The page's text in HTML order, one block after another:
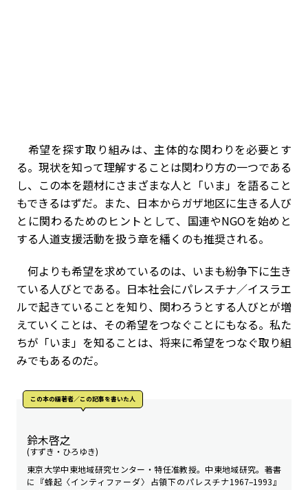
希望を探す取り組みは、主体的な関わりを必要とす
る。現状を知って理解することは関わり方の一つである
し、この本を題材にさまざまな人と「いま」を語ること
もできるはずだ。また、日本からガザ地区に生きる人び
とに関わるためのヒントとして、国連やNGOを始めと
する人道支援活動を扱う章を繙くのも推奨される。
何よりも希望を求めているのは、いまも紛争下に生き
ている人びとである。日本社会にパレスチナ／イスラエ
ルで起きていることを知り、関わろうとする人びとが増
えていくことは、その希望をつなぐことにもなる。私た
ちが「いま」を知ることは、将来に希望をつなぐ取り組
みでもあるのだ。
この本の編著者／この記事を書いた人
鈴木啓之
(すずき・ひろゆき)
東京大学中東地域研究センター・特任准教授。中東地域研究。著書
に『蜂起〈インティファーダ〉――占領下のパレスチナ1967–1993』